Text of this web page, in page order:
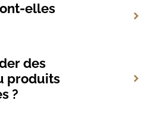
elles
des
produits
?